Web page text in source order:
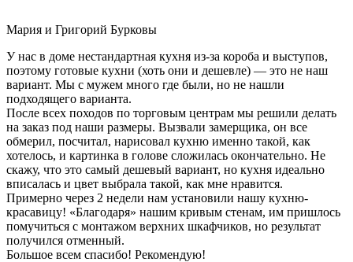
Мария и Григорий Бурковы
У нас в доме нестандартная кухня из-за короба и выступов,
поэтому готовые кухни (хоть они и дешевле) — это не наш
вариант. Мы с мужем много где были, но не нашли
подходящего варианта.
После всех походов по торговым центрам мы решили делать
на заказ под наши размеры. Вызвали замерщика, он все
обмерил, посчитал, нарисовал кухню именно такой, как
хотелось, и картинка в голове сложилась окончательно. Не
скажу, что это самый дешевый вариант, но кухня идеально
вписалась и цвет выбрала такой, как мне нравится.
Примерно через 2 недели нам установили нашу кухню-
красавицу! «Благодаря» нашим кривым стенам, им пришлось
помучиться с монтажом верхних шкафчиков, но результат
получился отменный.
Большое всем спасибо! Рекомендую!